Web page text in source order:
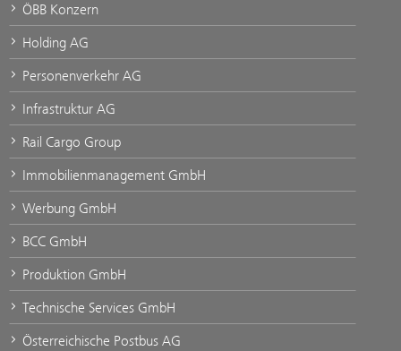
ÖBB Konzern
Holding AG
Personenverkehr AG
Infrastruktur AG
Rail Cargo Group
Immobilienmanagement GmbH
Werbung GmbH
BCC GmbH
Produktion GmbH
Technische Services GmbH
Österreichische Postbus AG